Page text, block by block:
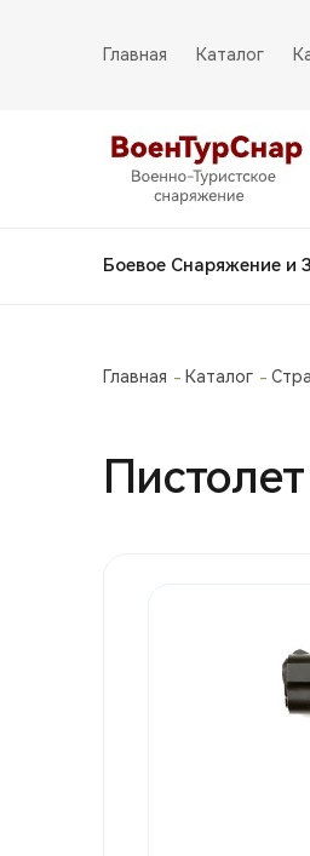
Главная Каталог
Боевое Снаряжение и
Главная Каталог